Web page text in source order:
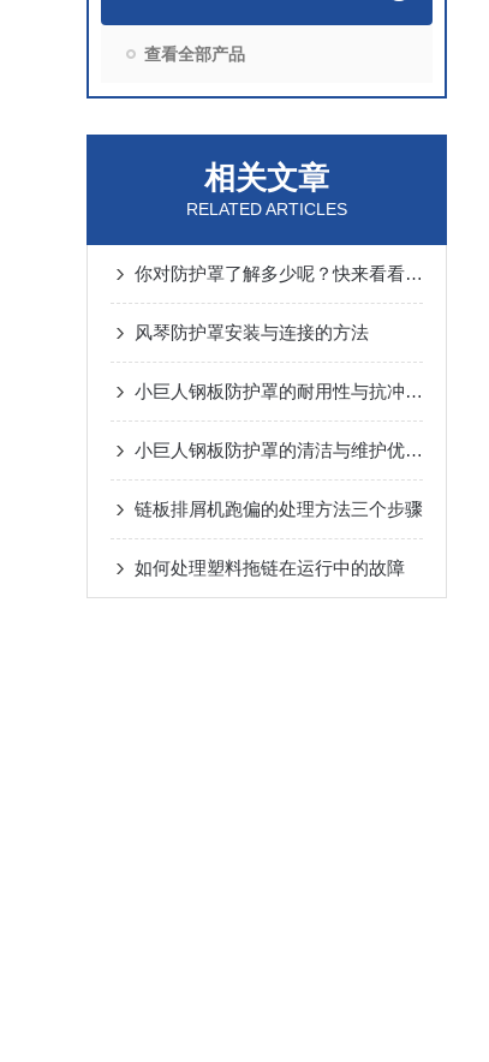
查看全部产品
相关文章
RELATED ARTICLES
你对防护罩了解多少呢？快来看看吧！
风琴防护罩安装与连接的方法
小巨人钢板防护罩的耐用性与抗冲击性能分析
小巨人钢板防护罩的清洁与维护优势概述
链板排屑机跑偏的处理方法三个步骤
如何处理塑料拖链在运行中的故障